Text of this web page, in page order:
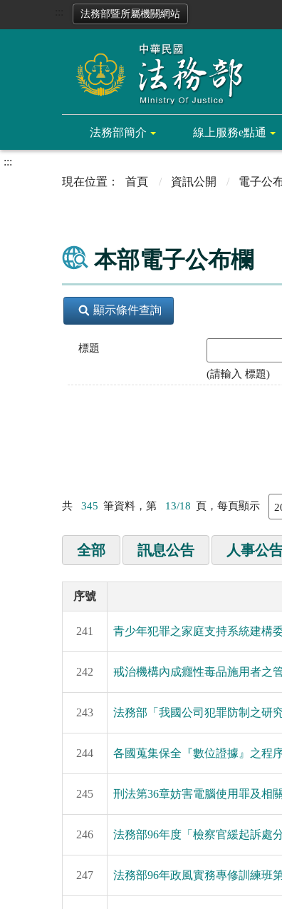
法務部暨所屬機關網站
法務部簡介 線上服務e點通
:::
首頁
資訊公開 電子公
本部電子公布欄
顯示條件查詢
標題
(請輸入 標題)
共 345 筆資料，第 13/18 頁，每頁顯示
全部 訊息公告 人事公
序號
241 青少年犯罪之家庭支持系統建構
242 戒治機構內成癮性毒品施用者之
243 法務部「我國公司犯罪防制之研
244 各國蒐集保全『數位證據』之程
245 刑法第36章妨害電腦使用罪及相
246 法務部96年度「檢察官緩起訴處
247 法務部96年政風實務專修訓練班